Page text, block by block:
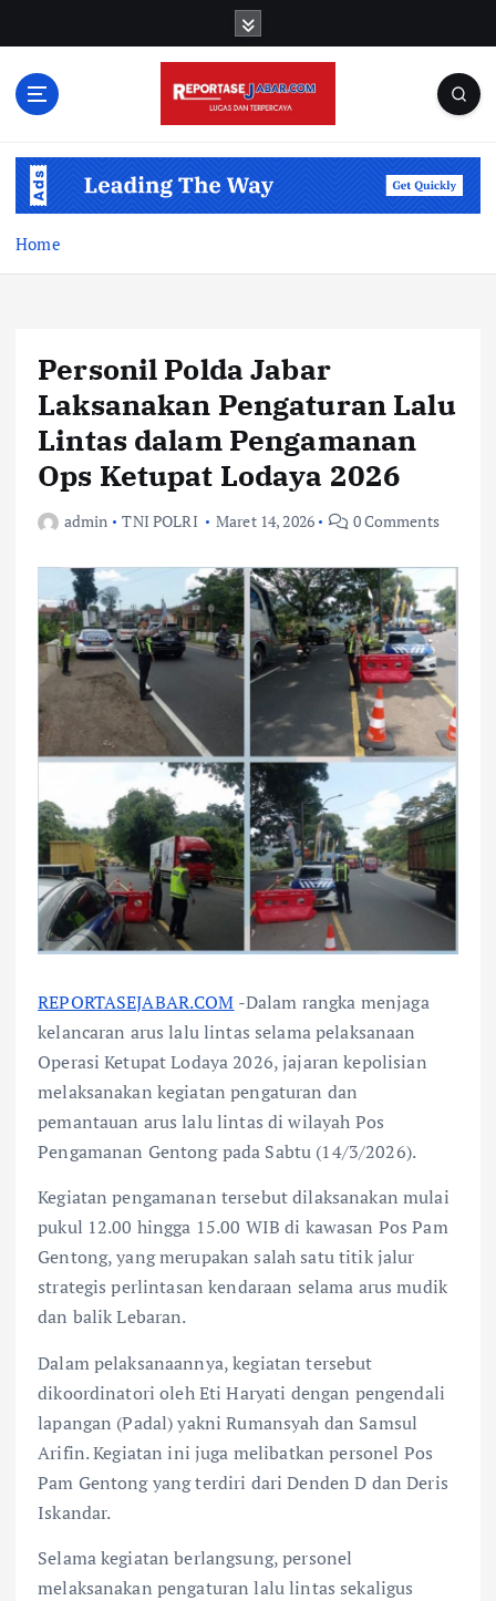
Home
Personil Polda Jabar
Laksanakan Pengaturan Lalu
Lintas dalam Pengamanan
Ops Ketupat Lodaya 2026
admin TNI POLRI Maret 14, 2026 0 Comments
REPORTASEJABAR.COM -Dalam rangka menjaga
kelancaran arus lalu lintas selama pelaksanaan
Operasi Ketupat Lodaya 2026, jajaran kepolisian
melaksanakan kegiatan pengaturan dan
pemantauan arus lalu lintas di wilayah Pos
Pengamanan Gentong pada Sabtu (14/3/2026).
Kegiatan pengamanan tersebut dilaksanakan mulai
pukul 12.00 hingga 15.00 WIB di kawasan Pos Pam
Gentong, yang merupakan salah satu titik jalur
strategis perlintasan kendaraan selama arus mudik
dan balik Lebaran.
Dalam pelaksanaannya, kegiatan tersebut
dikoordinatori oleh Eti Haryati dengan pengendali
lapangan (Padal) yakni Rumansyah dan Samsul
Arifin. Kegiatan ini juga melibatkan personel Pos
Pam Gentong yang terdiri dari Denden D dan Deris
Iskandar.
Selama kegiatan berlangsung, personel
melaksanakan pengaturan lalu lintas sekaligus